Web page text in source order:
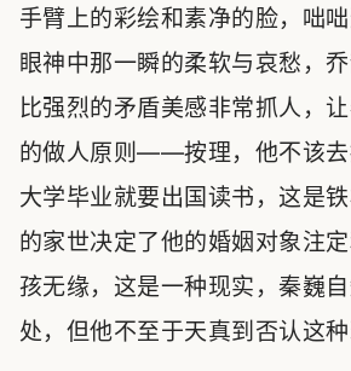
手臂上的彩绘和素净的脸，咄
眼神中那一瞬的柔软与哀愁，
比强烈的矛盾美感非常抓人，
的做人原则——按理，他不该
大学毕业就要出国读书，这是
的家世决定了他的婚姻对象注
孩无缘，这是一种现实，秦巍
处，但他不至于天真到否认这种